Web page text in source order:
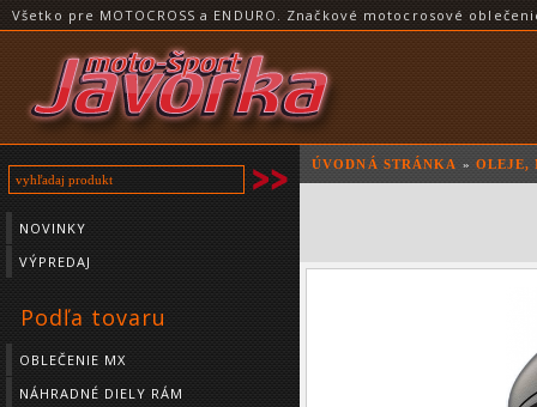
Všetko pre MOTOCROSS a ENDURO. Značkové motocrosové
NOVINKY
VÝPREDAJ
Podľa tovaru
OBLEČENIE MX
NÁHRADNÉ DIELY RÁM
ÚVODNÁ STRÁNKA » OLEJE,